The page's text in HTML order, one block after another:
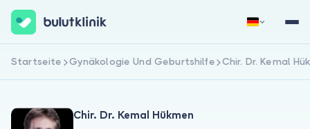
Jetzt registrieren Anmelden
Startseite Gynäkologie Und Geburtshilfe Chir. Dr. Kemal
Chir. Dr. Kemal Hükmen